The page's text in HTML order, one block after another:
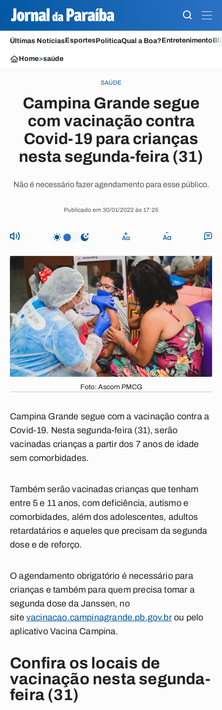
Últimas NotíciasEsportesPolíticaQual a Boa?Entretenimento
Home>saúde
SAÚDE
Campina Grande segue
com vacinação contra
Covid-19 para crianças
nesta segunda-feira (31)
Não é necessário fazer agendamento para esse público.
Publicado em 30/01/2022 às 17:25
Foto: Ascom PMCG
Campina Grande segue com a vacinação contra a
Covid-19. Nesta segunda-feira (31), serão
vacinadas crianças a partir dos 7 anos de idade
sem comorbidades.
Também serão vacinadas crianças que tenham
entre 5 e 11 anos, com deficiência, autismo e
comorbidades, além dos adolescentes, adultos
retardatários e aqueles que precisam da segunda
dose e de reforço.
O agendamento obrigatório é necessário para
crianças e também para quem precisa tomar a
segunda dose da Janssen, no
site vacinacao.campinagrande.pb.gov.brou pelo
aplicativo Vacina Campina.
Confira os locais de
vacinação nesta segunda-
feira (31)